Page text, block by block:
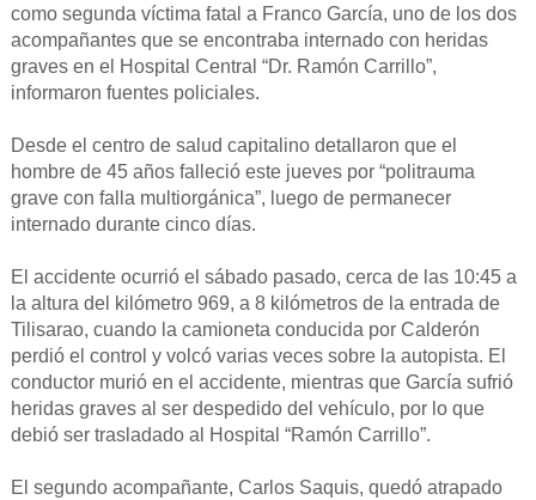
como segunda víctima fatal a Franco García, uno de los dos
acompañantes que se encontraba internado con heridas
graves en el Hospital Central “Dr. Ramón Carrillo”,
informaron fuentes policiales.
Desde el centro de salud capitalino detallaron que el
hombre de 45 años falleció este jueves por “politrauma
grave con falla multiorgánica”, luego de permanecer
internado durante cinco días.
El accidente ocurrió el sábado pasado, cerca de las 10:45 a
la altura del kilómetro 969, a 8 kilómetros de la entrada de
Tilisarao, cuando la camioneta conducida por Calderón
perdió el control y volcó varias veces sobre la autopista. El
conductor murió en el accidente, mientras que García sufrió
heridas graves al ser despedido del vehículo, por lo que
debió ser trasladado al Hospital “Ramón Carrillo”.
El segundo acompañante, Carlos Saquis, quedó atrapado